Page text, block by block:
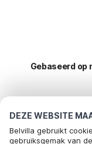
DEZE WEBSITE
Belvilla gebruikt
gebruiksgemak van
Gebaseerd op
Meest
vakantie